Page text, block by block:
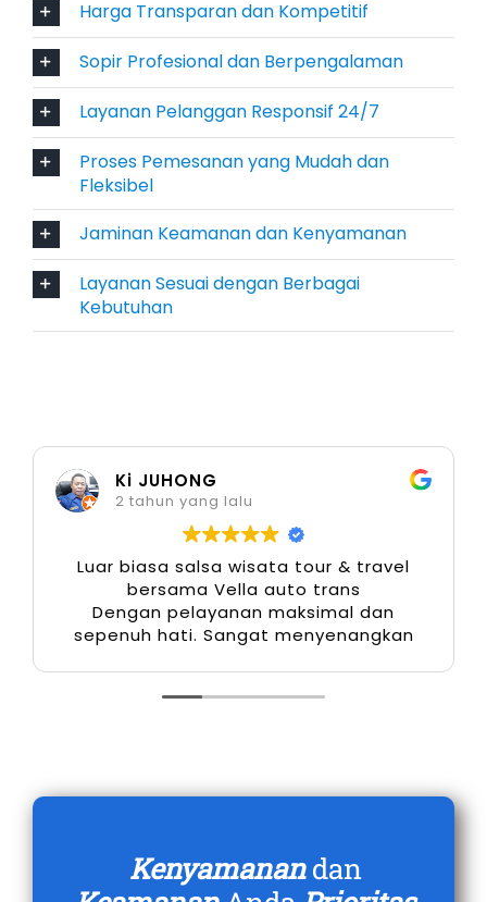
AC dingin dan kabin nyaman
Asuransi kendaraan untuk keamanan
ekstra
Layanan antar-jemput lokasi
Customer service responsif
Paket wisata dan perjalanan khusus
Fasilitas ini memastikan perjalanan Anda tetap
aman, nyaman, dan efisien.
5 Manfaat Menggunakan Rental
Mobil Jember
Menggunakanrental mobil Jember terdekat
memberi kebebasan penuh dalam mengatur
jadwal, rute, dan durasi perjalanan. Anda tidak
terikat waktu seperti transportasi umum,
sehingga cocok untuk wisata, perjalanan
bisnis, hingga kebutuhan mendadak di dalam
maupun luar kota.
langsung menuju tujuan tanpa harus transit
atau menunggu kendaraan. Hal ini sangat
Harga Transparan dan Kompetitif
Sopir Profesional dan Berpengalaman
Layanan Pelanggan Responsif 24/7
Proses Pemesanan yang Mudah dan
Fleksibel
Jaminan Keamanan dan Kenyamanan
Layanan Sesuai dengan Berbagai
Kebutuhan
Ki JUHONG
2 tahun yang lalu
Luar biasa salsa wisata tour & travel
bersama Vella auto trans
Dengan pelayanan maksimal dan
sepenuh hati. Sangat menyenangkan
Kenyamanandan